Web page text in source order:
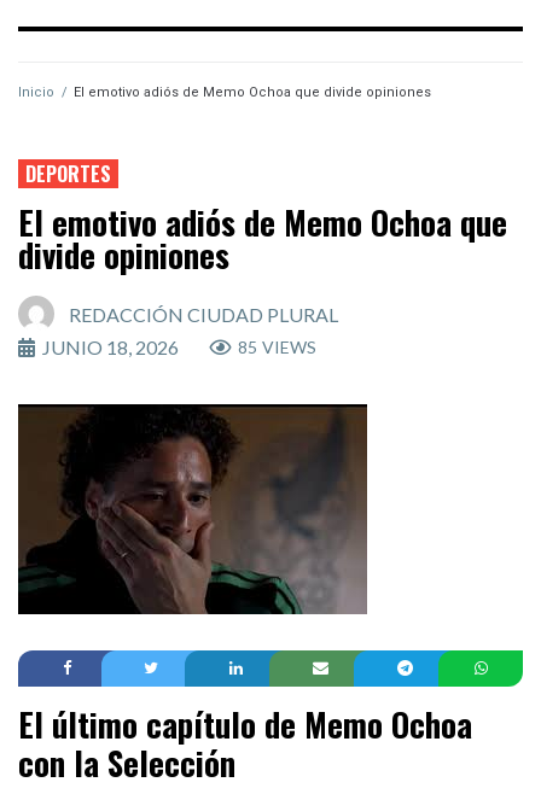
Inicio / El emotivo adiós de Memo Ochoa que divide opiniones
DEPORTES
El emotivo adiós de Memo Ochoa que
divide opiniones
REDACCIÓN CIUDAD PLURAL
JUNIO 18, 2026
85 VIEWS
El último capítulo de Memo Ochoa
con la Selección